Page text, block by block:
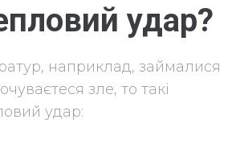
удар?
наприклад, займалися
зле, то такі
удар: